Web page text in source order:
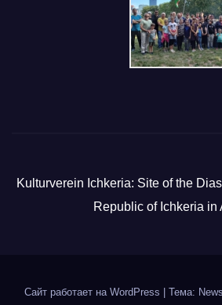
Kulturverein Ichkeria: Site of the
Republic of Ichkeria in
Сайт работает на WordPress | Тема: